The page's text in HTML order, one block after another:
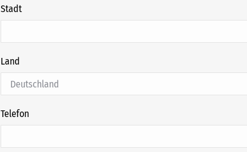
Stadt
Land
Telefon